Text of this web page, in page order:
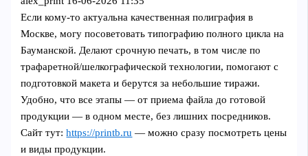
Если кому-то актуальна качественная полиграфия в
Москве, могу посоветовать типографию полного цикла на
Бауманской. Делают срочную печать, в том числе по
трафаретной/шелкографической технологии, помогают с
подготовкой макета и берутся за небольшие тиражи.
Удобно, что все этапы — от приема файла до готовой
продукции — в одном месте, без лишних посредников.
Сайт тут:https://printb.ru — можно сразу посмотреть цены
и виды продукции.